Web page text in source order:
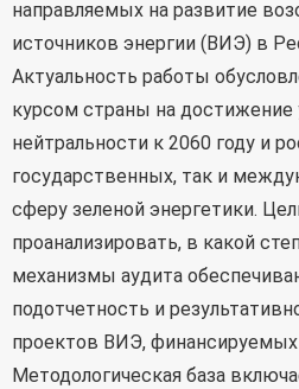
направляемых на развитие
источников энергии (ВИЭ) в
Актуальность работы
курсом страны на достижение
нейтральности к 2060 году и
государственных, так и
сферу зеленой энергетики.
проанализировать, в какой
механизмы аудита
подотчетность и
проектов ВИЭ,
Методологическая база